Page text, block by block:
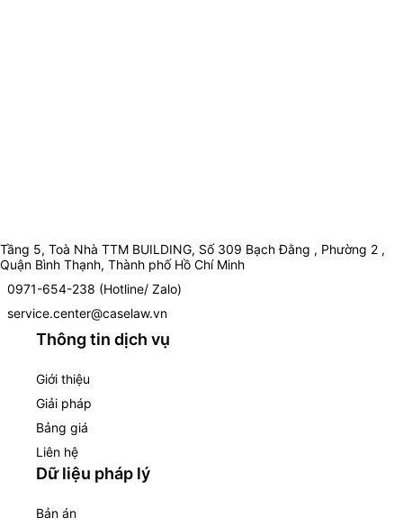
Tầng 5, Toà Nhà TTM BUILDING, Số 309 Bạch Đằng , Phường 2 ,
Quận Bình Thạnh, Thành phố Hồ Chí Minh
0971-654-238 (Hotline/ Zalo)
service.center@caselaw.vn
Thông tin dịch vụ
Giới thiệu
Giải pháp
Bảng giá
Liên hệ
Dữ liệu pháp lý
Bản án